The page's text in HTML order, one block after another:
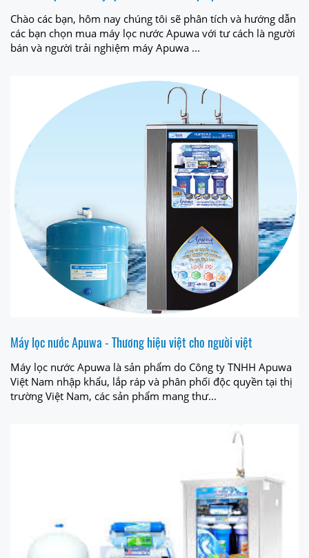
Chào các bạn, hôm nay chúng tôi sẽ phân tích và hướng dẫn
các bạn chọn mua máy lọc nước Apuwa với tư cách là người
bán và người trải nghiệm máy Apuwa ...
Máy lọc nước Apuwa - Thương hiệu việt cho người việt
Máy lọc nước Apuwa là sản phẩm do Công ty TNHH Apuwa
Việt Nam nhập khẩu, lắp ráp và phân phối độc quyền tại thị
trường Việt Nam, các sản phẩm mang thư...